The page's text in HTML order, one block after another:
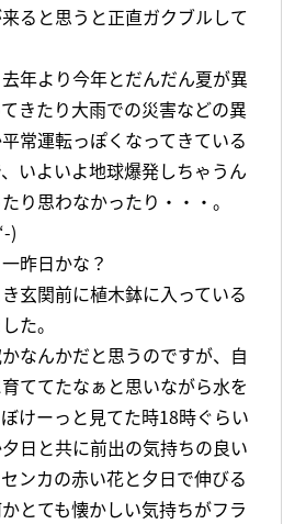
ると思うと正直ガクブルして
年より今年とだんだん夏が異
きたり大雨での災害などの異
常運転っぽくなってきている
いよいよ地球爆発しちゃうん
り思わなかったり・・・。
)
昨日かな？
玄関前に植木鉢に入っている
た。
なんかだと思うのですが、自
ててたなぁと思いながら水を
けーっと見てた時18時ぐらい
日と共に前出の気持ちの良い
ンカの赤い花と夕日で伸びる
とても懐かしい気持ちがフラ